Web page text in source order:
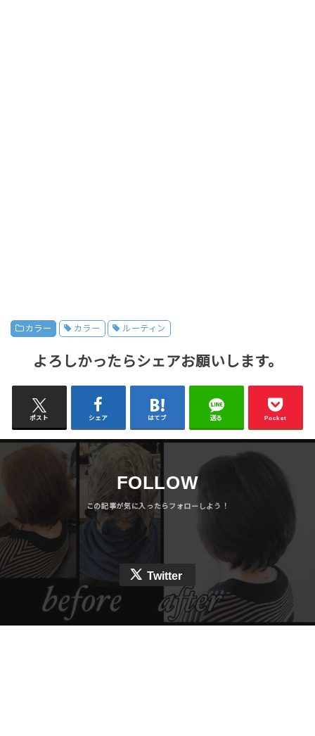
カラー カラー ルーティン
よろしかったらシェアお願いします。
ポスト シェア はてブ 送る Pocket
FOLLOW
Twitter